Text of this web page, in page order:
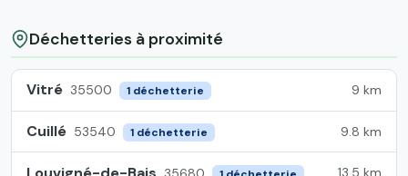
Déchetteries à proximité
Vitré 35500 1 déchetterie 9 km
Cuillé 53540 1 déchetterie 9.8 km
13.5 km